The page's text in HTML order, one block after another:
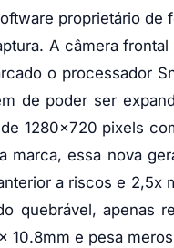
proprietário
A câmera
o processador
de poder ser
1280×720 pixels
marca, essa nova
a riscos e
quebrável, apenas
10.8mm e pesa